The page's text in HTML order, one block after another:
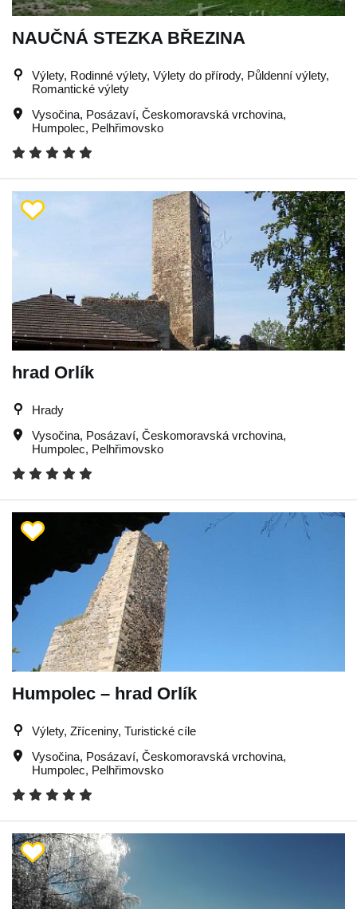
NAUČNÁ STEZKA BŘEZINA
Výlety, Rodinné výlety, Výlety do přírody, Půldenní výlety,
Romantické výlety
Vysočina, Posázaví, Českomoravská vrchovina,
Humpolec, Pelhřimovsko
hrad Orlík
Hrady
Vysočina, Posázaví, Českomoravská vrchovina,
Humpolec, Pelhřimovsko
Humpolec – hrad Orlík
Výlety, Zříceniny, Turistické cíle
Vysočina, Posázaví, Českomoravská vrchovina,
Humpolec, Pelhřimovsko